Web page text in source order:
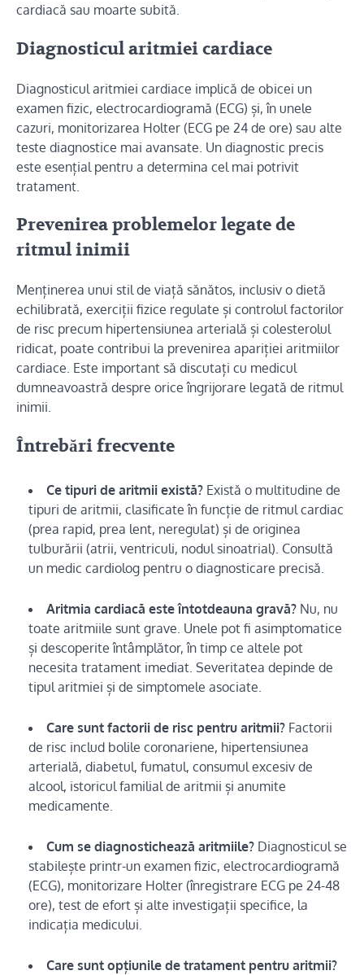
cardiacă sau moarte subită.
Diagnosticul aritmiei cardiace
Diagnosticul aritmiei cardiace implică de obicei un
examen fizic, electrocardiogramă (ECG) și, în unele
cazuri, monitorizarea Holter (ECG pe 24 de ore) sau alte
teste diagnostice mai avansate. Un diagnostic precis
este esențial pentru a determina cel mai potrivit
tratament.
Prevenirea problemelor legate de
ritmul inimii
Menținerea unui stil de viață sănătos, inclusiv o dietă
echilibrată, exerciții fizice regulate și controlul factorilor
de risc precum hipertensiunea arterială și colesterolul
ridicat, poate contribui la prevenirea apariției aritmiilor
cardiace. Este important să discutați cu medicul
dumneavoastră despre orice îngrijorare legată de ritmul
inimii.
Întrebări frecvente
Ce tipuri de aritmii există? Există o multitudine de
tipuri de aritmii, clasificate în funcție de ritmul cardiac
(prea rapid, prea lent, neregulat) și de originea
tulburării (atrii, ventriculi, nodul sinoatrial). Consultă
un medic cardiolog pentru o diagnosticare precisă.
Aritmia cardiacă este întotdeauna gravă? Nu, nu
toate aritmiile sunt grave. Unele pot fi asimptomatice
și descoperite întâmplător, în timp ce altele pot
necesita tratament imediat. Severitatea depinde de
tipul aritmiei și de simptomele asociate.
Care sunt factorii de risc pentru aritmii? Factorii
de risc includ bolile coronariene, hipertensiunea
arterială, diabetul, fumatul, consumul excesiv de
alcool, istoricul familial de aritmii și anumite
medicamente.
Cum se diagnostichează aritmiile? Diagnosticul se
stabilește printr-un examen fizic, electrocardiogramă
(ECG), monitorizare Holter (înregistrare ECG pe 24-48
ore), test de efort și alte investigații specifice, la
indicația medicului.
Care sunt opțiunile de tratament pentru aritmii?